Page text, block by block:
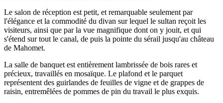
Le salon de réception est petit, et remarquable seulement par
l'élégance et la commodité du divan sur lequel le sultan reçoit les
visiteurs, ainsi que par la vue magnifique dont on y jouit, et qui
s'étend sur tout le canal, de puis la pointe du sérail jusqu'au château
de Mahomet.
La salle de banquet est entièrement lambrissée de bois rares et
précieux, travaillés en mosaïque. Le plafond et le parquet
représentent des guirlandes de feuilles de vigne et de grappes de
raisin, entremêlées de pommes de pin du travail le plus exquis.